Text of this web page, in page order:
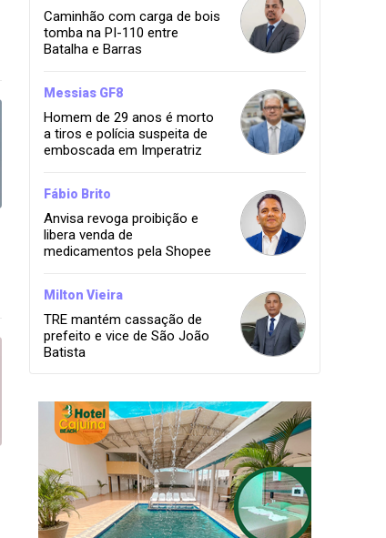
Caminhão com carga de bois
tomba na PI-110 entre
Batalha e Barras
Messias GF8
Homem de 29 anos é morto
a tiros e polícia suspeita de
emboscada em Imperatriz
Fábio Brito
Anvisa revoga proibição e
libera venda de
medicamentos pela Shopee
Milton Vieira
TRE mantém cassação de
prefeito e vice de São João
Batista